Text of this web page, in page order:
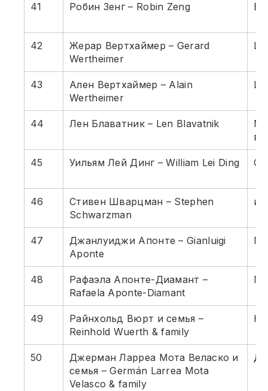
41 Робин Зенг – Robin Zeng
42
Жерар Вертхаймер – Gerard
Wertheimer
43
Ален Вертхаймер – Alain
Wertheimer
44 Лен Блаватник – Len Blavatnik
45 Уильям Лей Динг – William Lei Ding
46
Стивен Шварцман – Stephen
Schwarzman
47
Джанлуиджи Апонте – Gianluigi
Aponte
48
Рафаэла Апонте-Диамант –
Rafaela Aponte-Diamant
49
Райнхольд Вюрт и семья –
Reinhold Wuerth & family
50
Джерман Ларреа Мота Веласко и
семья – Germán Larrea Mota
Velasco & family